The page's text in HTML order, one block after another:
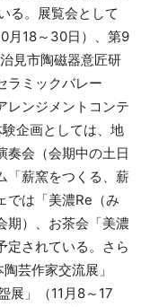
る。展覧会として
月18～30日）、第9
見市陶磁器意匠研
ラミックバレー
レンジメントコンテ
企画としては、地
奏会（会期中の土日
「薪窯をつくる、薪
では「美濃Re（み
期）、お茶会「美濃
定されている。さら
芸作家交流展」
展」（11月8～17